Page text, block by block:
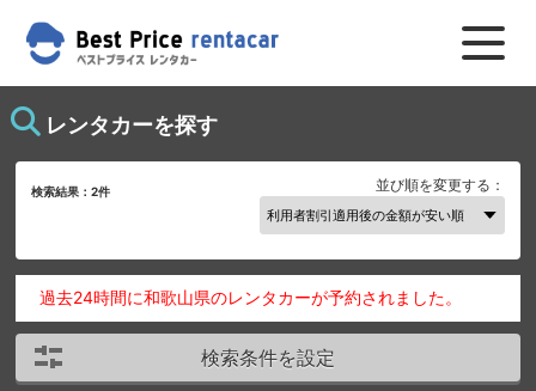
レンタカーを探す
検索結果：2件 並び順を変更する：
過去24時間に和歌山県のレンタカーが予約されました。
検索条件を設定